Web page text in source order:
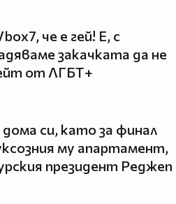
че е гей! Е, с
закачката да не
от ЛГБТ+
си, като за финал
му апартамент,
президент Реджеп